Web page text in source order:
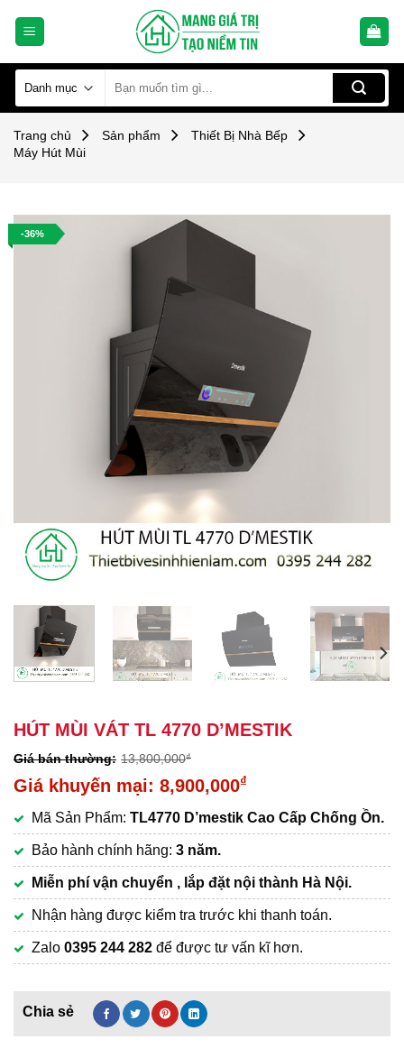
kiếm:
Trang chủ Sản phẩm
Thiết Bị Nhà Bếp
Máy Hút Mùi
-36%
HÚT MÙI VÁT TL 4770 D’MESTIK
13,800,000₫
Giá
là:
13,800,000₫.
8,900,000₫
hiện
tại
là:
8,900,000₫.
Mã Sản Phẩm: TL4770 D’mestik Cao Cấp Chống Ồn.
Bảo hành chính hãng: 3 năm.
Miễn phí vận chuyển , lắp đặt nội thành Hà Nội.
Nhận hàng được kiểm tra trước khi thanh toán.
Zalo 0395 244 282 để được tư vấn kĩ hơn.